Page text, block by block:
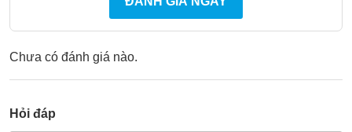
Chưa có đánh giá nào.
Hỏi đáp